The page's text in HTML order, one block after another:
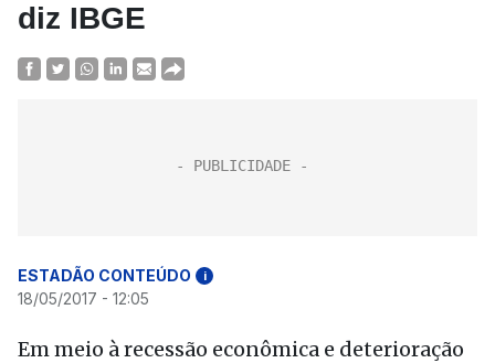
diz IBGE
ESTADÃO CONTEÚDO i
18/05/2017 - 12:05
Em meio à recessão econômica e deterioração